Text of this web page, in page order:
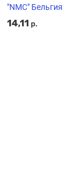
"NMC" Бельгия
14,11 р.